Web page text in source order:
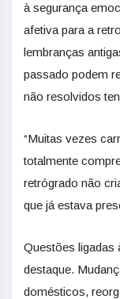
à segurança
afetiva para a
lembranças
passado podem
não resolvidos
“Muitas vezes
totalmente
retrógrado não
que já estava
Questões ligadas
destaque.
domésticos,